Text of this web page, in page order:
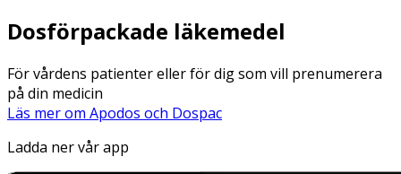
Dosförpackade läkemedel
För vårdens patienter eller för dig som vill prenumerera
på din medicin
Läs mer om Apodos och Dospac
Ladda ner vår app